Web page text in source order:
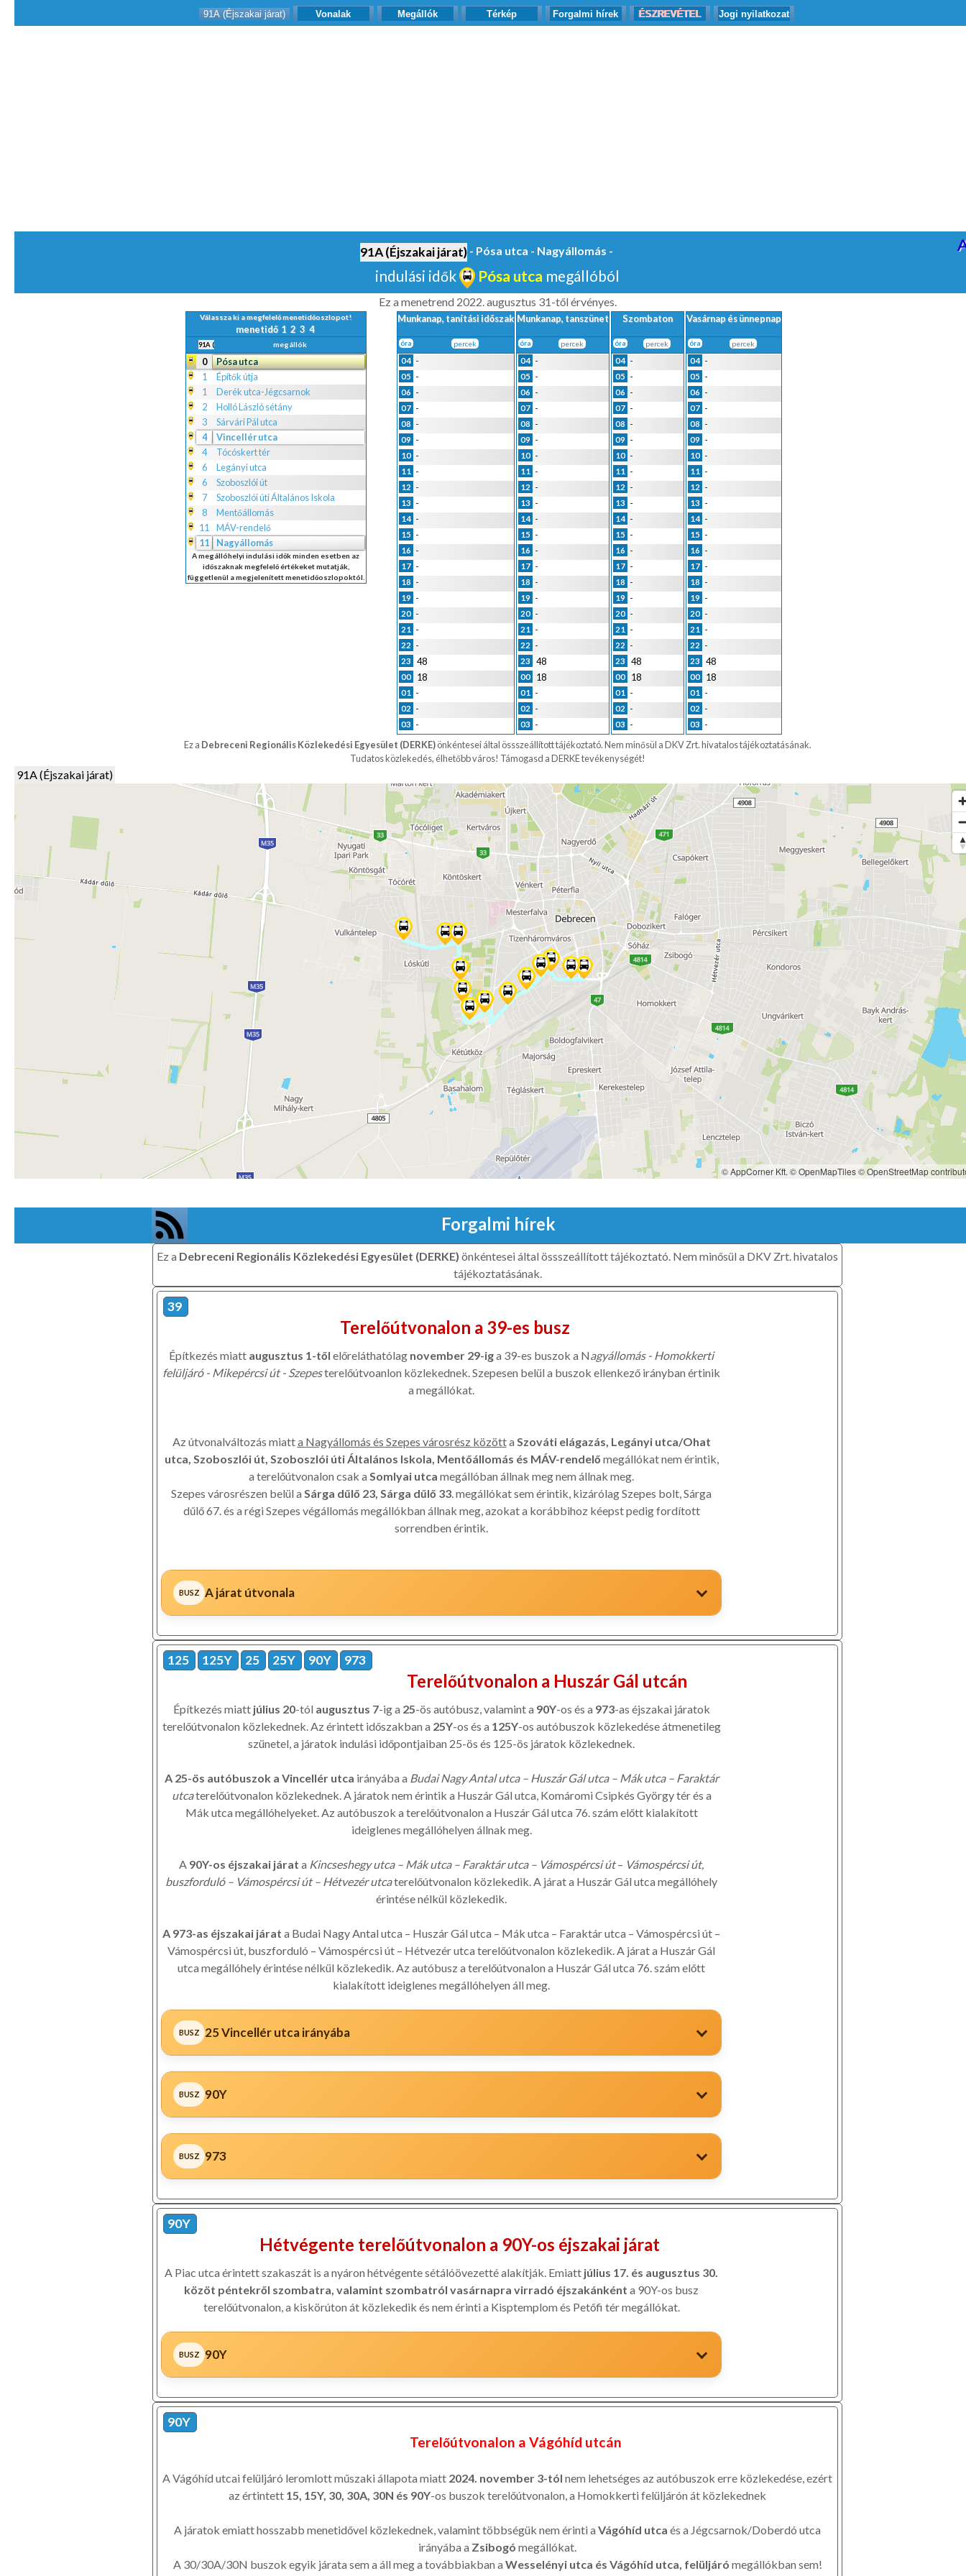
91A (Éjszakai járat) Vonalak Megállók Térkép Forgalmi hírek ÉSZREVÉTEL Jogi nyilatkozat
91A (Éjszakai járat) - Pósa utca - Nagyállomás -
indulási idők Pósa utca megállóból
Ez a menetrend 2022. augusztus 31-től érvényes.
Válassza ki a megfelelő menetidőoszlopot!
menetidő 1 2 3 4
91A (Éjszakai járat) megállók
0
Pósa utca
1
Építők útja
1
Derék utca-Jégcsarnok
2
Holló László sétány
3
Sárvári Pál utca
4
Vincellér utca
4
Tócóskert tér
6
Legányi utca
6
Szoboszlói út
7
Szoboszlói úti Általános Iskola
8
Mentőállomás
11
MÁV-rendelő
11
Nagyállomás
A megállóhelyi indulási idők minden esetben az
időszaknak megfelelő értékeket mutatják,
függetlenül a megjelenített menetidőoszlopoktól.
Munkanap, tanítási időszak
óra percek
04 -
05 -
06 -
07 -
08 -
09 -
10 -
11 -
12 -
13 -
14 -
15 -
16 -
17 -
18 -
19 -
20 -
21 -
22 -
23 48
00 18
01 -
02 -
03 -
Munkanap, tanszünet
óra percek
04 -
05 -
06 -
07 -
08 -
09 -
10 -
11 -
12 -
13 -
14 -
15 -
16 -
17 -
18 -
19 -
20 -
21 -
22 -
23 48
00 18
01 -
02 -
03 -
Szombaton
óra percek
04 -
05 -
06 -
07 -
08 -
09 -
10 -
11 -
12 -
13 -
14 -
15 -
16 -
17 -
18 -
19 -
20 -
21 -
22 -
23 48
00 18
01 -
02 -
03 -
Vasárnap és ünnepnap
óra percek
04 -
05 -
06 -
07 -
08 -
09 -
10 -
11 -
12 -
13 -
14 -
15 -
16 -
17 -
18 -
19 -
20 -
21 -
22 -
23 48
00 18
01 -
02 -
03
-
Ez a Debreceni Regionális Közlekedési Egyesület (DERKE)önkéntesei által össszeállított tájékoztató. Nem minősül a DKV Zrt. hivatalos tájékoztatásának.
Tudatos közlekedés, élhetőbb város! Támogasd a DERKE tevékenységét!
91A (Éjszakai járat)
© AppCorner Kft. © OpenMapTiles© OpenStreetMap
Forgalmi hírek
Ez a Debreceni Regionális Közlekedési Egyesület (DERKE) önkéntesei által össszeállított tájékoztató. Nem minősül a DKV Zrt. hivatalos
tájékoztatásának.
39
Terelőútvonalon a 39-es busz
Építkezés miatt augusztus 1-től előreláthatólag november 29-iga 39-es buszok a Nagyállomás - Homokkerti
felüljáró - Mikepércsi út - Szepesterelőútvoanlon közlekednek. Szepesen belül a buszok ellenkező irányban értinik
a megállókat.
Az útvonalváltozás miatta Nagyállomás és Szepes városrész közötta Szováti elágazás, Legányi utca/Ohat
utca, Szoboszlói út, Szoboszlói úti Általános Iskola, Mentőállomás és MÁV-rendelő megállókat nem érintik,
a terelőútvonalon csak a Somlyai utca megállóban állnak meg nem állnak meg.
Szepes városrészen belül a Sárga dűlő 23, Sárga dűlő 33. megállókat sem érintik, kizárólag Szepes bolt, Sárga
dűlő 67. és a régi Szepes végállomás megállókban állnak meg, azokat a korábbihoz kéepst pedig fordított
sorrendben érintik.
A járat útvonala
125 125Y 25 25Y 90Y 973
Terelőútvonalon a Huszár Gál utcán
Építkezés miattjúlius 20-tól augusztus 7-ig a 25-ös autóbusz, valamint a 90Y-os és a 973-as éjszakai járatok
terelőútvonalon közlekednek. Az érintett időszakban a 25Y-os és a 125Y-os autóbuszok közlekedése átmenetileg
szünetel, a járatok indulási időpontjaiban 25-ös és 125-ös járatok közlekednek.
A 25-ös autóbuszok a Vincellér utca irányába a Budai Nagy Antal utca – Huszár Gál utca – Mák utca – Faraktár
utcaterelőútvonalon közlekednek. A járatok nem érintik a Huszár Gál utca, Komáromi Csipkés György tér és a
Mák utca megállóhelyeket. Az autóbuszok a terelőútvonalon a Huszár Gál utca 76. szám előtt kialakított
ideiglenes megállóhelyen állnak meg.
A 90Y-os éjszakai járat a Kincseshegy utca – Mák utca – Faraktár utca – Vámospércsi út– Vámospércsi út,
buszforduló – Vámospércsi út – Hétvezér utcaterelőútvonalon közlekedik. A járat a Huszár Gál utca megállóhely
érintése nélkül közlekedik.
A 973-as éjszakai járat a Budai Nagy Antal utca – Huszár Gál utca – Mák utca – Faraktár utca – Vámospércsi út –
Vámospércsi út, buszforduló – Vámospércsi út – Hétvezér utca terelőútvonalon közlekedik. A járat a Huszár Gál
utca megállóhely érintése nélkül közlekedik. Az autóbusz a terelőútvonalon a Huszár Gál utca 76. szám előtt
kialakított ideiglenes megállóhelyen áll meg.
25 Vincellér utca irányába
90Y
973
90Y
Hétvégente terelőútvonalon a 90Y-os éjszakai járat
A Piac utca érintett szakaszát is a nyáron hétvégente sétálóövezetté alakítják. Emiatt július 17. és augusztus 30.
közöt péntekről szombatra, valamint szombatról vasárnapra virradó éjszakánként a 90Y-os busz
terelőútvonalon, a kiskörúton át közlekedik és nem érinti a Kisptemplom és Petőfi tér megállókat.
90Y
90Y
Terelőútvonalon a Vágóhíd utcán
A Vágóhíd utcai felüljáró leromlott műszaki állapota miatt 2024. november 3-tól nem lehetséges az autóbuszok erre közlekedése, ezért
az értintett 15, 15Y, 30, 30A, 30N és 90Y-os buszok terelőútvonalon, a Homokkerti felüljárón át közlekednek
A járatok emiatt hosszabb menetidővel közlekednek, valamint többségük nem érinti a Vágóhíd utca és a Jégcsarnok/Doberdó utca
irányába a Zsibogó megállókat.
A 30/30A/30N buszok egyik járata sem a áll meg a továbbiakban a Wesselényi utca és Vágóhíd utca, felüljáró megállókban sem!